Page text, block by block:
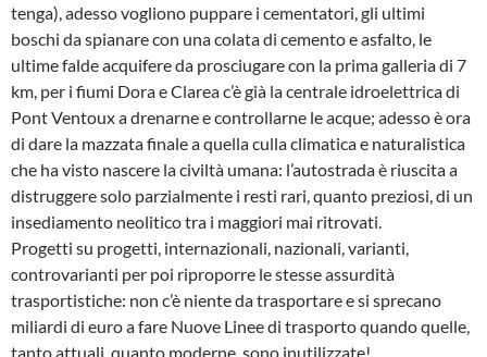
tenga), adesso vogliono puppare i cementatori, gli ultimi
boschi da spianare con una colata di cemento e asfalto, le
ultime falde acquifere da prosciugare con la prima galleria di 7
km, per i fiumi Dora e Clarea c’è già la centrale idroelettrica di
Pont Ventoux a drenarne e controllarne le acque; adesso è ora
di dare la mazzata finale a quella culla climatica e naturalistica
che ha visto nascere la civiltà umana: l’autostrada è riuscita a
distruggere solo parzialmente i resti rari, quanto preziosi, di un
insediamento neolitico tra i maggiori mai ritrovati.
Progetti su progetti, internazionali, nazionali, varianti,
controvarianti per poi riproporre le stesse assurdità
trasportistiche: non c’è niente da trasportare e si sprecano
miliardi di euro a fare Nuove Linee di trasporto quando quelle,
tanto attuali, quanto moderne, sono inutilizzate!